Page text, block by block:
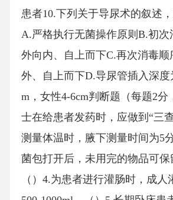
患者10.下列关于导尿术的叙述，
A.严格执行无菌操作原则B.初次
外向内、自上而下C.再次消毒顺
外、自上而下D.导尿管插入深度
m，女性4-6cm判断题（每题2分
士在给患者发药时，应做到“三
测量体温时，腋下测量时间为5
菌包打开后，未用完的物品可保
（）4.为患者进行灌肠时，成